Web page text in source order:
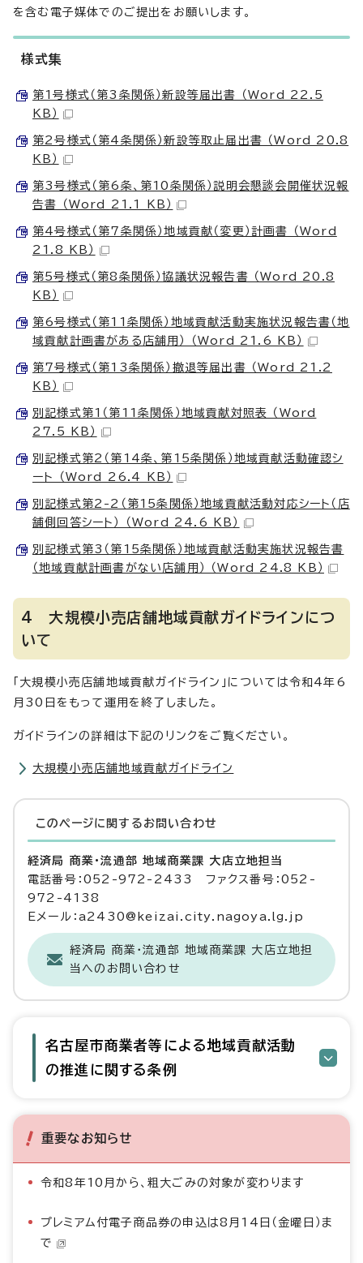
を含む電子媒体でのご提出をお願いします。
様式集
第1号様式（第3条関係）新設等届出書 （Word 22.5
KB）
第2号様式（第4条関係）新設等取止届出書 （Word 20.8
KB）
第3号様式（第6条、第10条関係）説明会懇談会開催状況報
告書 （Word 21.1 KB）
第4号様式（第7条関係）地域貢献（変更）計画書 （Word
21.8 KB）
第5号様式（第8条関係）協議状況報告書 （Word 20.8
KB）
第6号様式（第11条関係）地域貢献活動実施状況報告書（地
域貢献計画書がある店舗用） （Word 21.6 KB）
第7号様式（第13条関係）撤退等届出書 （Word 21.2
KB）
別記様式第1（第11条関係）地域貢献対照表 （Word
27.5 KB）
別記様式第2（第14条、第15条関係）地域貢献活動確認シ
ート （Word 26.4 KB）
別記様式第2-2（第15条関係）地域貢献活動対応シート（店
舗側回答シート） （Word 24.6 KB）
別記様式第3（第15条関係）地域貢献活動実施状況報告書
（地域貢献計画書がない店舗用） （Word 24.8 KB）
4 大規模小売店舗地域貢献ガイドラインにつ
いて
「大規模小売店舗地域貢献ガイドライン」については令和4年6
月30日をもって運用を終了しました。
ガイドラインの詳細は下記のリンクをご覧ください。
大規模小売店舗地域貢献ガイドライン
このページに関する お問い合わせ
経済局 商業・流通部 地域商業課 大店立地担当
電話番号：052-972-2433 ファクス番号：052-
972-4138
Eメール：a2430@keizai.city.nagoya.lg.jp
経済局 商業・流通部 地域商業課 大店立地担
当へのお問い合わせ
名古屋市商業者等による地域貢献活動
の推進に関する条例
重要なお知らせ
令和8年10月から、粗大ごみの対象が変わります
プレミアム付電子商品券の申込は8月14日（金曜日）ま
で